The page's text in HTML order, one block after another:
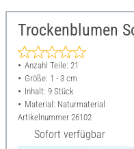
Trockenblumen
Anzahl Teile: 21
Größe: 1 - 3 cm
Inhalt: 9 Stück
Material: Naturmaterial
Artikelnummer 26102
Sofort verfügbar